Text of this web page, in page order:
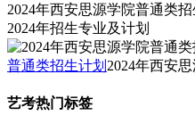
2024年西安思源学院普通类
2024年招生专业及计划
普通类招生计划 2024年西安
艺考热门标签